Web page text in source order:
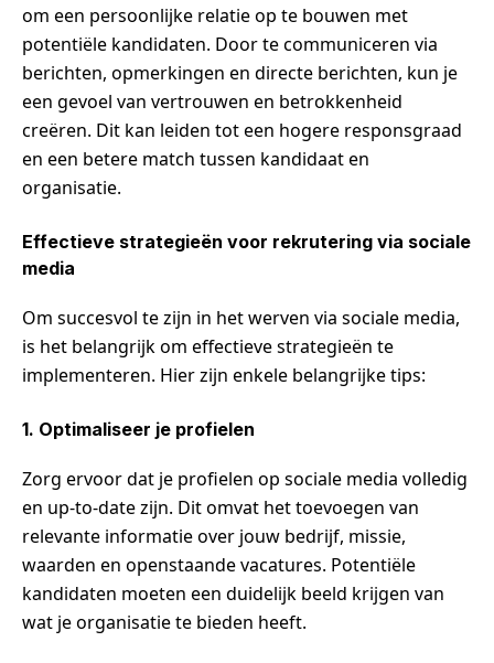
om een persoonlijke relatie op te bouwen met
potentiële kandidaten. Door te communiceren via
berichten, opmerkingen en directe berichten, kun je
een gevoel van vertrouwen en betrokkenheid
creëren. Dit kan leiden tot een hogere responsgraad
en een betere match tussen kandidaat en
organisatie.
Effectieve strategieën voor rekrutering via sociale
media
Om succesvol te zijn in het werven via sociale media,
is het belangrijk om effectieve strategieën te
implementeren. Hier zijn enkele belangrijke tips:
1. Optimaliseer je profielen
Zorg ervoor dat je profielen op sociale media volledig
en up-to-date zijn. Dit omvat het toevoegen van
relevante informatie over jouw bedrijf, missie,
waarden en openstaande vacatures. Potentiële
kandidaten moeten een duidelijk beeld krijgen van
wat je organisatie te bieden heeft.